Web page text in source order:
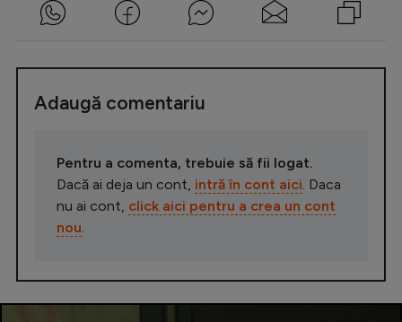
Adaugă comentariu
Pentru a comenta, trebuie să fii logat.
Dacă ai deja un cont, intră în cont aici . Daca
nu ai cont, click aici pentru a crea un cont
nou